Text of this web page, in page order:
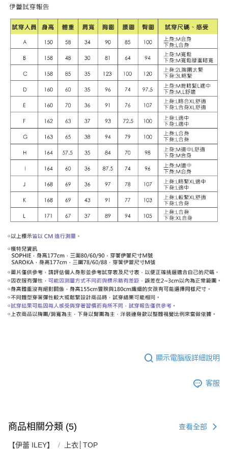
顯示電腦版詳細說明
客服
商品相關分類 (5) 查看全部
【伊蕾 ILEY】 上衣│TOP